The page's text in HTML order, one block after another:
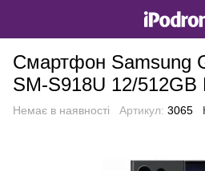
Смартфон Samsung
SM-S918U 12/512GB
Немає в наявності Артикул: 3065